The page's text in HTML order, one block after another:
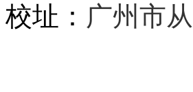
校址： 广州市